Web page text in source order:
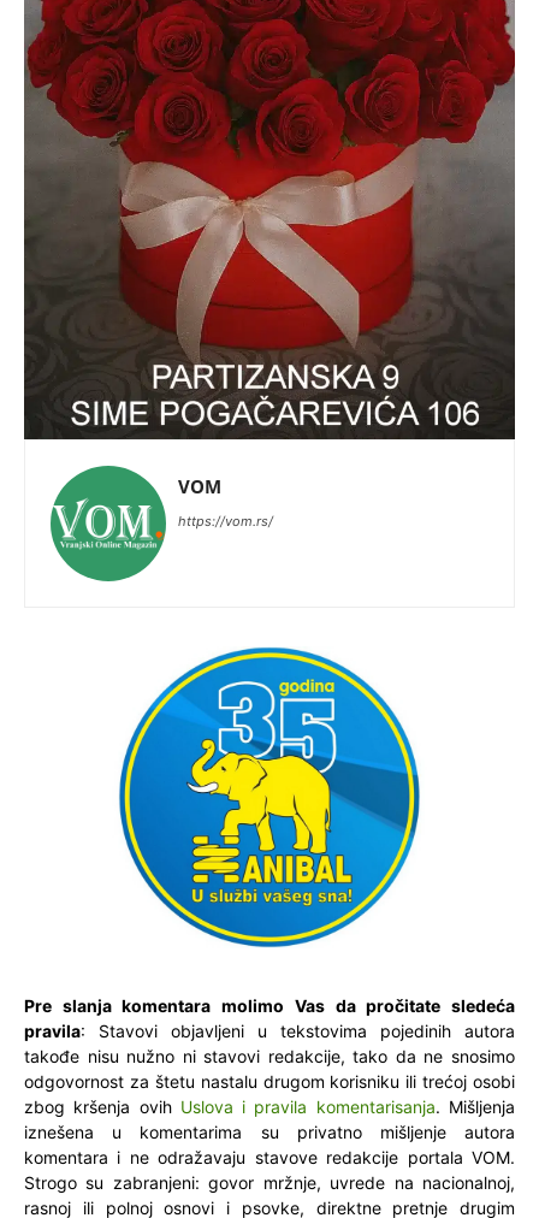
VOM
https://vom.rs/
Pre slanja komentara molimo Vas da pročitate sledeća
pravila: Stavovi objavljeni u tekstovima pojedinih autora
takođe nisu nužno ni stavovi redakcije, tako da ne snosimo
odgovornost za štetu nastalu drugom korisniku ili trećoj osobi
zbog kršenja ovih Uslova i pravila komentarisanja. Mišljenja
iznešena u komentarima su privatno mišljenje autora
komentara i ne odražavaju stavove redakcije portala VOM.
Strogo su zabranjeni: govor mržnje, uvrede na nacionalnoj,
rasnoj ili polnoj osnovi i psovke, direktne pretnje drugim